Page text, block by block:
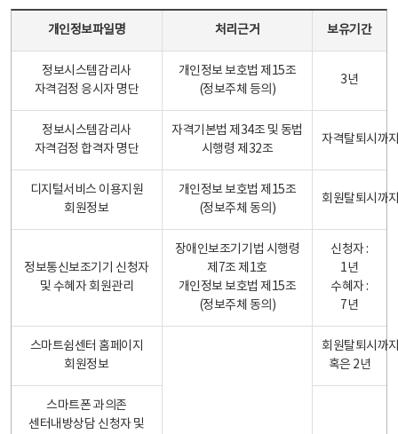
개인정보파일명 처리근거 보유기간
정보시스템감리사
자격검정 응시자 명단
개인정보 보호법 제15조
(정보주체 등의)
3년
정보시스템감리사
자격검정 합격자 명단
자격기본법 제34조 및 동법
시행령 제32조
자격탈퇴시까
디지털서비스 이용지원
회원정보
개인정보 보호법 제15조
(정보주체 동의)
회원탈퇴시까
정보통신보조기기 신청자
및 수혜자 회원관리
장애인보조기기법 시행령
제7조 제1호
개인정보 보호법 제15조
(정보주체 동의)
신청자 :
1년
수혜자 :
7년
스마트쉼센터 홈페이지
회원정보
회원탈퇴시까
혹은 2년
스마트폰 과의존
센터내방상담 신청자 및